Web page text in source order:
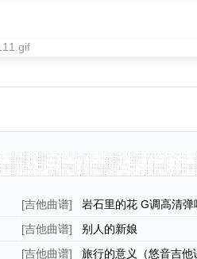
[吉他曲谱]
岩石里的花 G调高清弹
[吉他曲谱]
别人的新娘
[吉他曲谱] 旅行的意义（悠音吉他